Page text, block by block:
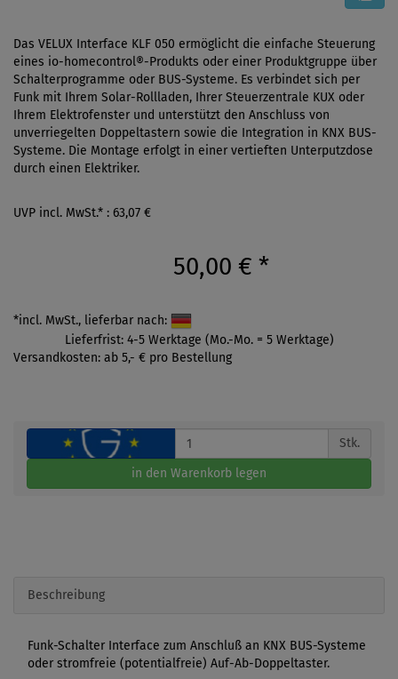
Das VELUX Interface KLF 050 ermöglicht die einfache Steuerung
eines io-homecontrol®-Produkts oder einer Produktgruppe über
Schalterprogramme oder BUS-Systeme. Es verbindet sich per
Funk mit Ihrem Solar-Rollladen, Ihrer Steuerzentrale KUX oder
Ihrem Elektrofenster und unterstützt den Anschluss von
unverriegelten Doppeltastern sowie die Integration in KNX BUS-
Systeme. Die Montage erfolgt in einer vertieften Unterputzdose
durch einen Elektriker.
UVP incl. MwSt.* : 63,07 €
50,00 € *
*incl. MwSt., lieferbar nach:
Lieferfrist: 4-5 Werktage (Mo.-Mo. = 5 Werktage)
Versandkosten: ab 5,- € pro Bestellung
Stk.
in den Warenkorb legen
Beschreibung
Funk-Schalter Interface zum Anschluß an KNX BUS-Systeme
oder stromfreie (potentialfreie) Auf-Ab-Doppeltaster.